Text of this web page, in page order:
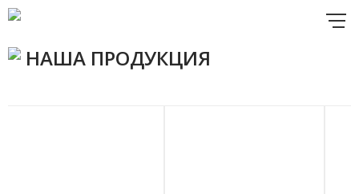
НАША ПРОДУКЦИЯ